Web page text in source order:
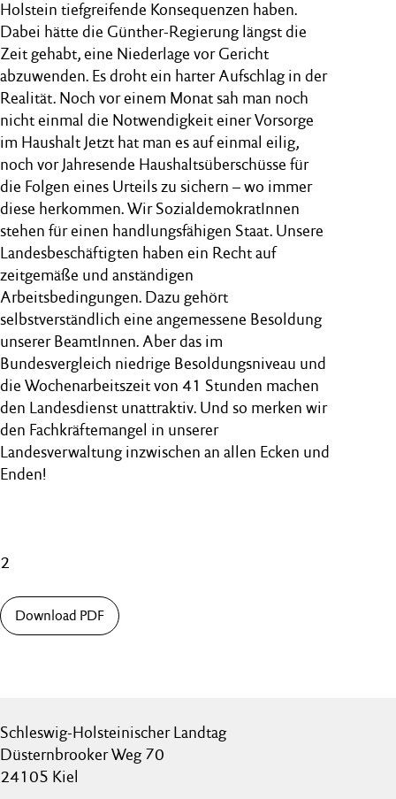
Holstein tiefgreifende Konsequenzen haben.
Dabei hätte die Günther-Regierung längst die
Zeit gehabt, eine Niederlage vor Gericht
abzuwenden. Es droht ein harter Aufschlag in der
Realität. Noch vor einem Monat sah man noch
nicht einmal die Notwendigkeit einer Vorsorge
im Haushalt Jetzt hat man es auf einmal eilig,
noch vor Jahresende Haushaltsüberschüsse für
die Folgen eines Urteils zu sichern – wo immer
diese herkommen. Wir SozialdemokratInnen
stehen für einen handlungsfähigen Staat. Unsere
Landesbeschäftigten haben ein Recht auf
zeitgemäße und anständigen
Arbeitsbedingungen. Dazu gehört
selbstverständlich eine angemessene Besoldung
unserer BeamtInnen. Aber das im
Bundesvergleich niedrige Besoldungsniveau und
die Wochenarbeitszeit von 41 Stunden machen
den Landesdienst unattraktiv. Und so merken wir
den Fachkräftemangel in unserer
Landesverwaltung inzwischen an allen Ecken und
Enden!
2
Download PDF
Schleswig-Holsteinischer Landtag
Düsternbrooker Weg 70
24105 Kiel